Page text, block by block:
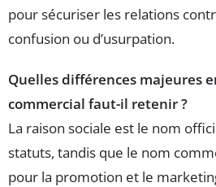
pour sécuriser les relations
confusion ou d’usurpation.
Quelles différences majeures
commercial faut-il retenir ?
La raison sociale est le nom
statuts, tandis que le nom
pour la promotion et le